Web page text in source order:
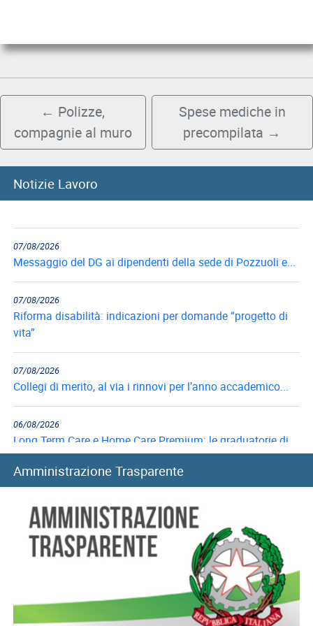
← Polizze,
compagnie al muro
Spese mediche in
precompilata →
Notizie Lavoro
Caporalato, l'Istituto in campo nella vigilanza estiva
straordinaria
07/08/2026
Messaggio del DG ai dipendenti della sede di Pozzuoli e...
07/08/2026
Riforma disabilità: indicazioni per domande “progetto di
vita”
07/08/2026
Collegi di merito, al via i rinnovi per l’anno accademico...
06/08/2026
Long Term Care e Home Care Premium: le graduatorie di...
06/08/2026
Mutui ipotecari: pubblicazione graduatorie di luglio 2026
05/08/2026
Convitti nazionali, rinnovo benefici per l’anno scolastico
2026-2027
05/08/2026
Filiale di Pozzuoli: chiusura temporanea a seguito di
Amministrazione Trasparente